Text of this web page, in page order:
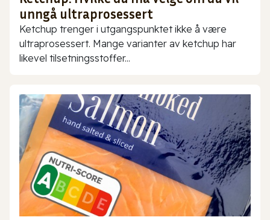
unngå ultraprosessert
Ketchup trenger i utgangspunktet ikke å være
ultraprosessert. Mange varianter av ketchup har
likevel tilsetningsstoffer...